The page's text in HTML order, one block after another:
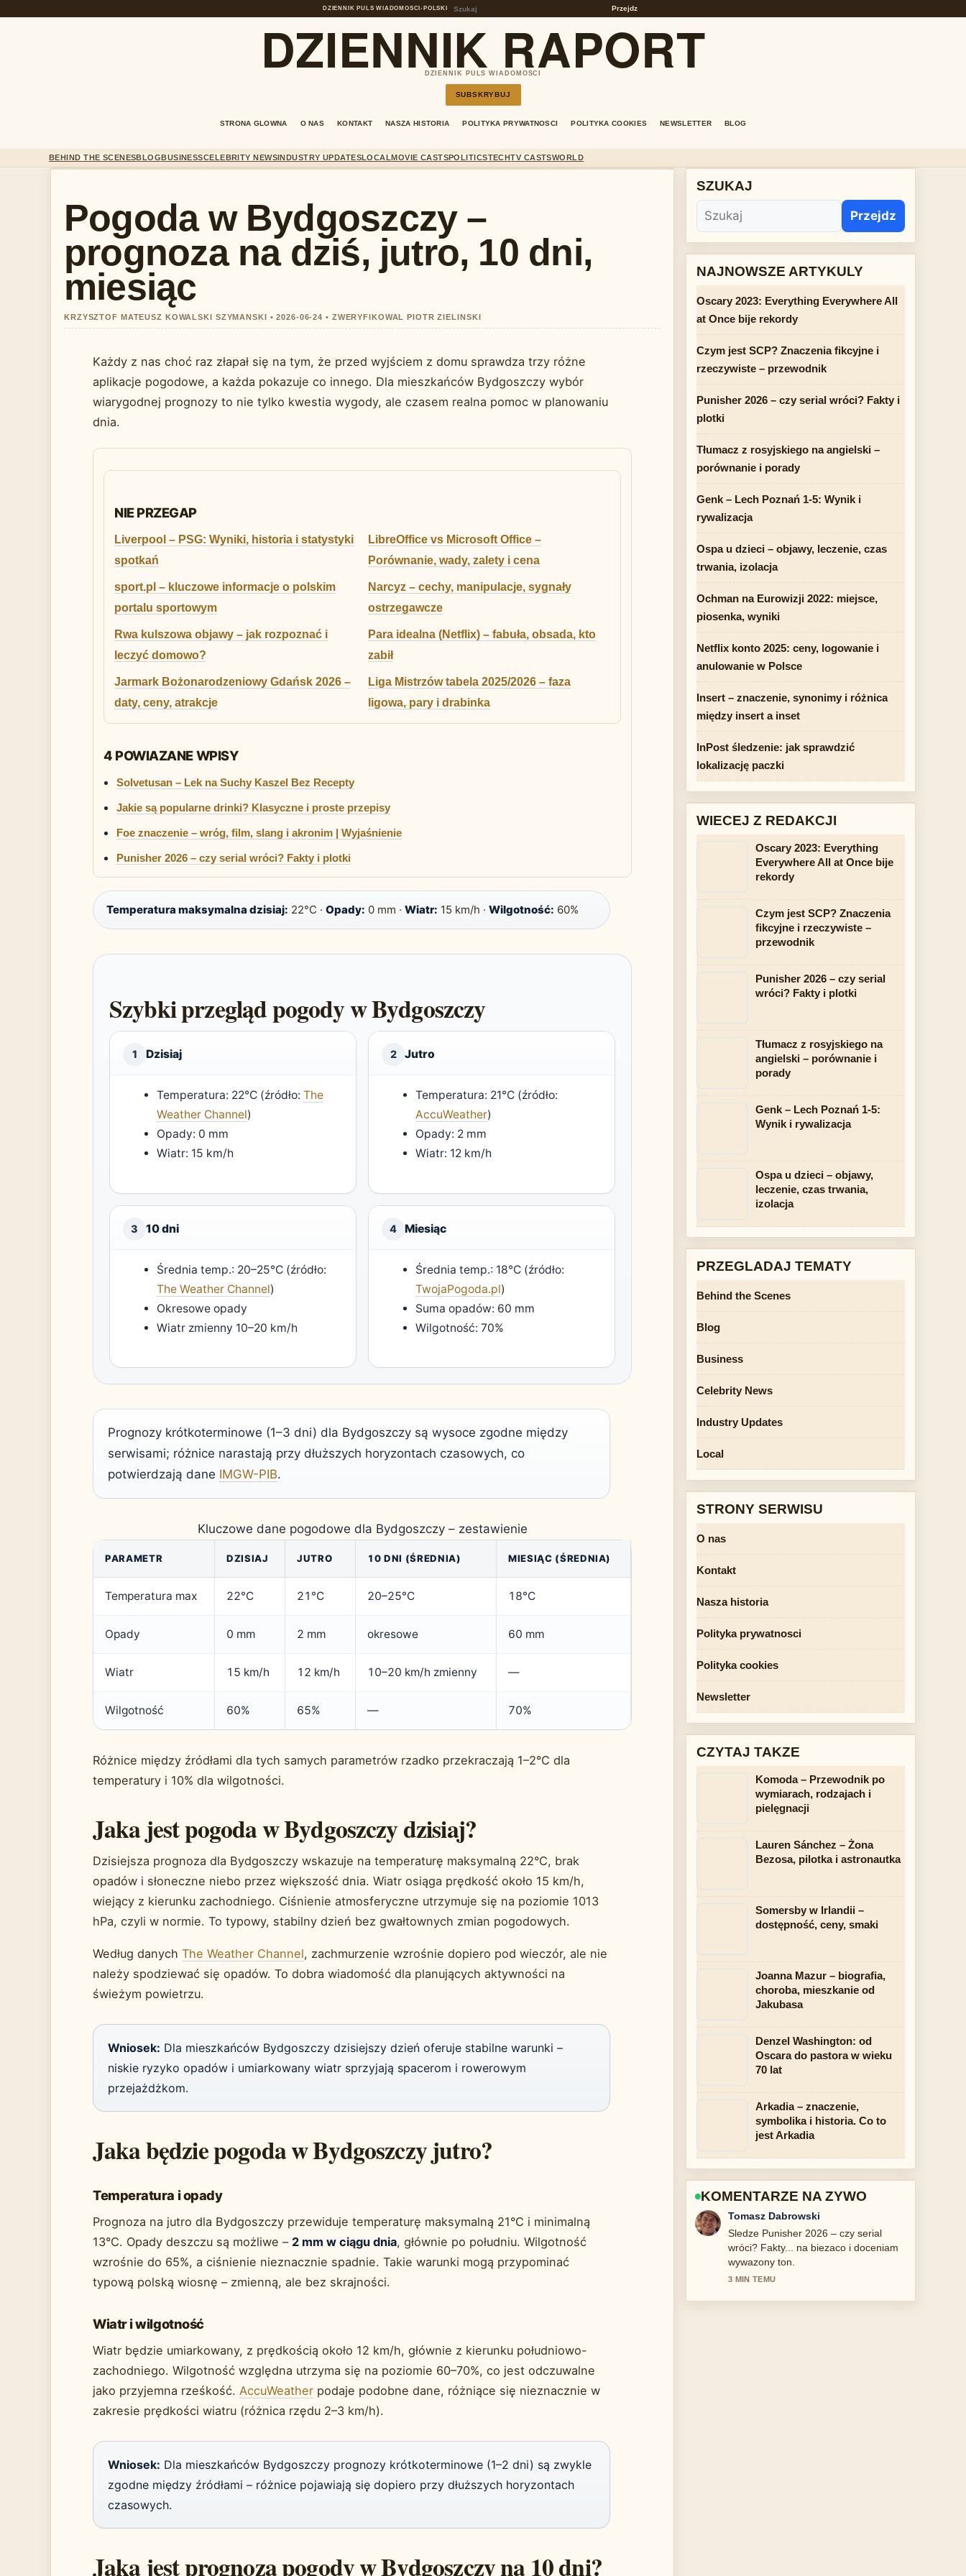
DZIENNIK PULS WIADOMOSCI• POLSKI Przejdz
DZIENNIK RAPORT
DZIENNIK PULS WIADOMOSCI
SUBSKRYBUJ
STRONA GLOWNA O NAS KONTAKT NASZA HISTORIA POLITYKA PRYWATNOSCI POLITYKA COOKIES NEWSLETTER BLOG
BEHIND THE SCENESBLOGBUSINESSCELEBRITY NEWSINDUSTRY UPDATESLOCALMOVIE CASTSPOLITICSTECHTV CASTSWORLD
Pogoda w Bydgoszczy –
prognoza na dziś, jutro, 10 dni,
miesiąc
KRZYSZTOF MATEUSZ KOWALSKI SZYMANSKI • 2026-06-24 • ZWERYFIKOWAL PIOTR ZIELINSKI
Każdy z nas choć raz złapał się na tym, że przed wyjściem z domu sprawdza trzy różne
aplikacje pogodowe, a każda pokazuje co innego. Dla mieszkańców Bydgoszczy wybór
wiarygodnej prognozy to nie tylko kwestia wygody, ale czasem realna pomoc w planowaniu
dnia.
NIE PRZEGAP
Liverpool – PSG: Wyniki, historia i statystyki
spotkań
LibreOffice vs Microsoft Office –
Porównanie, wady, zalety i cena
sport.pl – kluczowe informacje o polskim
portalu sportowym
Narcyz – cechy, manipulacje, sygnały
ostrzegawcze
Rwa kulszowa objawy – jak rozpoznać i
leczyć domowo?
Para idealna (Netflix) – fabuła, obsada, kto
zabił
Jarmark Bożonarodzeniowy Gdańsk 2026 –
daty, ceny, atrakcje
Liga Mistrzów tabela 2025/2026 – faza
ligowa, pary i drabinka
4 POWIAZANE WPISY
Solvetusan – Lek na Suchy Kaszel Bez Recepty
Jakie są popularne drinki? Klasyczne i proste przepisy
Foe znaczenie – wróg, film, slang i akronim | Wyjaśnienie
Punisher 2026 – czy serial wróci? Fakty i plotki
Temperatura maksymalna dzisiaj: 22°C · Opady: 0 mm · Wiatr: 15 km/h · Wilgotność: 60%
Szybki przegląd pogody w Bydgoszczy
1 Dzisiaj
Temperatura: 22°C (źródło:The
Weather Channel)
Opady: 0 mm
Wiatr: 15 km/h
2 Jutro
Temperatura: 21°C (źródło:
AccuWeather)
Opady: 2 mm
Wiatr: 12 km/h
3 10 dni
Średnia temp.: 20–25°C (źródło:
The Weather Channel)
Okresowe opady
Wiatr zmienny 10–20 km/h
4 Miesiąc
Średnia temp.: 18°C (źródło:
TwojaPogoda.pl)
Suma opadów: 60 mm
Wilgotność: 70%
Prognozy krótkoterminowe (1–3 dni) dla Bydgoszczy są wysoce zgodne między
serwisami; różnice narastają przy dłuższych horyzontach czasowych, co
potwierdzają dane IMGW-PIB.
Kluczowe dane pogodowe dla Bydgoszczy – zestawienie
PARAMETR DZISIAJ JUTRO 10 DNI (ŚREDNIA) MIESIĄC (ŚREDNIA)
Temperatura max 22°C 21°C 20–25°C 18°C
Opady 0 mm 2 mm okresowe 60 mm
Wiatr 15 km/h 12 km/h 10–20 km/h zmienny —
Wilgotność 60% 65% — 70%
Różnice między źródłami dla tych samych parametrów rzadko przekraczają 1–2°C dla
temperatury i 10% dla wilgotności.
Jaka jest pogoda w Bydgoszczy dzisiaj?
Dzisiejsza prognoza dla Bydgoszczy wskazuje na temperaturę maksymalną 22°C, brak
opadów i słoneczne niebo przez większość dnia. Wiatr osiąga prędkość około 15 km/h,
wiejący z kierunku zachodniego. Ciśnienie atmosferyczne utrzymuje się na poziomie 1013
hPa, czyli w normie. To typowy, stabilny dzień bez gwałtownych zmian pogodowych.
Według danych The Weather Channel, zachmurzenie wzrośnie dopiero pod wieczór, ale nie
należy spodziewać się opadów. To dobra wiadomość dla planujących aktywności na
świeżym powietrzu.
Wniosek: Dla mieszkańców Bydgoszczy dzisiejszy dzień oferuje stabilne warunki –
niskie ryzyko opadów i umiarkowany wiatr sprzyjają spacerom i rowerowym
przejażdżkom.
Jaka będzie pogoda w Bydgoszczy jutro?
Temperatura i opady
Prognoza na jutro dla Bydgoszczy przewiduje temperaturę maksymalną 21°C i minimalną
13°C. Opady deszczu są możliwe – 2 mm w ciągu dnia, głównie po południu. Wilgotność
wzrośnie do 65%, a ciśnienie nieznacznie spadnie. Takie warunki mogą przypominać
typową polską wiosnę – zmienną, ale bez skrajności.
Wiatr i wilgotność
Wiatr będzie umiarkowany, z prędkością około 12 km/h, głównie z kierunku południowo-
zachodniego. Wilgotność względna utrzyma się na poziomie 60–70%, co jest odczuwalne
jako przyjemna rześkość. AccuWeather podaje podobne dane, różniące się nieznacznie w
zakresie prędkości wiatru (różnica rzędu 2–3 km/h).
Wniosek: Dla mieszkańców Bydgoszczy prognozy krótkoterminowe (1–2 dni) są zwykle
zgodne między źródłami – różnice pojawiają się dopiero przy dłuższych horyzontach
czasowych.
Jaka jest prognoza pogody w Bydgoszczy na 10 dni?
SZUKAJ
Przejdz
NAJNOWSZE ARTYKULY
Oscary 2023: Everything Everywhere All
at Once bije rekordy
Czym jest SCP? Znaczenia fikcyjne i
rzeczywiste – przewodnik
Punisher 2026 – czy serial wróci? Fakty i
plotki
Tłumacz z rosyjskiego na angielski –
porównanie i porady
Genk – Lech Poznań 1-5: Wynik i
rywalizacja
Ospa u dzieci – objawy, leczenie, czas
trwania, izolacja
Ochman na Eurowizji 2022: miejsce,
piosenka, wyniki
Netflix konto 2025: ceny, logowanie i
anulowanie w Polsce
Insert – znaczenie, synonimy i różnica
między insert a inset
InPost śledzenie: jak sprawdzić
lokalizację paczki
WIECEJ Z REDAKCJI
Oscary 2023: Everything
Everywhere All at Once bije
rekordy
Czym jest SCP? Znaczenia
fikcyjne i rzeczywiste –
przewodnik
Punisher 2026 – czy serial
wróci? Fakty i plotki
Tłumacz z rosyjskiego na
angielski – porównanie i
porady
Genk – Lech Poznań 1-5:
Wynik i rywalizacja
Ospa u dzieci – objawy,
leczenie, czas trwania,
izolacja
PRZEGLADAJ TEMATY
Behind the Scenes
Blog
Business
Celebrity News
Industry Updates
Local
STRONY SERWISU
O nas
Kontakt
Nasza historia
Polityka prywatnosci
Polityka cookies
Newsletter
CZYTAJ TAKZE
Komoda – Przewodnik po
wymiarach, rodzajach i
pielęgnacji
Lauren Sánchez – Żona
Bezosa, pilotka i astronautka
Somersby w Irlandii –
dostępność, ceny, smaki
Joanna Mazur – biografia,
choroba, mieszkanie od
Jakubasa
Denzel Washington: od
Oscara do pastora w wieku
70 lat
Arkadia – znaczenie,
symbolika i historia. Co to
jest Arkadia
KOMENTARZE NA ZYWO
Anna Kowalska
Przydatny kontekst dotyczacy Oscary
2023: Everything Everywhere All at
Once.... Prosze kontynuowac
aktualizacje na zywo.